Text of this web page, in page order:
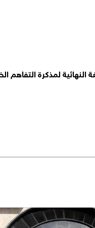
إلى ثكنات عسكرية
الروسية
النهائية لمذكرة التفاهم